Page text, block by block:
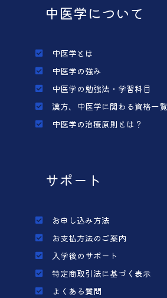
中医学について
中医学とは
中医学の強み
中医学の勉強法・学習科目
漢方、中医学に関わる資格一覧
中医学の治療原則とは？
サポート
お申し込み方法
お支払方法のご案内
入学後のサポート
特定商取引法に基づく表示
よくある質問